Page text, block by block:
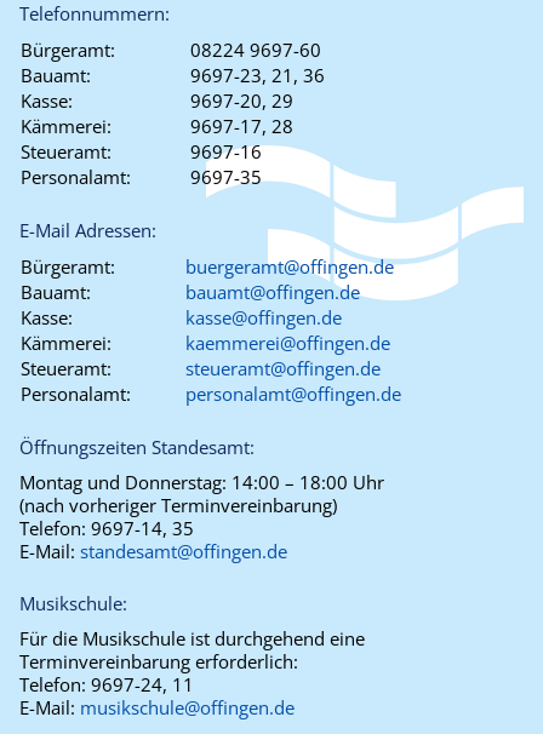
Telefonnummern:
Bürgeramt:
08224 9697-60
Bauamt:
9697-23, 21, 36
Kasse:
9697-20, 29
Kämmerei:
9697-17, 28
Steueramt:
9697-16
Personalamt:
9697-35
E-Mail Adressen:
Bürgeramt:
buergeramt@offingen.de
Bauamt:
bauamt@offingen.de
Kasse:
kasse@offingen.de
Kämmerei:
kaemmerei@offingen.de
Steueramt:
steueramt@offingen.de
Personalamt:
personalamt@offingen.de
Öffnungszeiten Standesamt:
Montag und Donnerstag: 14:00 – 18:00 Uhr
(nach vorheriger Terminvereinbarung)
Telefon: 9697-14, 35
E-Mail: standesamt@offingen.de
Musikschule:
Für die Musikschule ist durchgehend eine
Terminvereinbarung erforderlich:
Telefon: 9697-24, 11
E-Mail: musikschule@offingen.de